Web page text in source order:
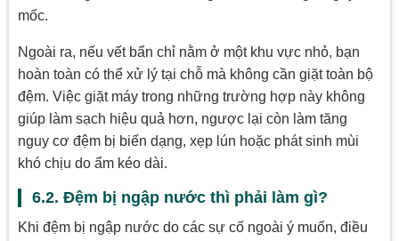
mốc.
Ngoài ra, nếu vết bẩn chỉ nằm ở một khu vực nhỏ, bạn
hoàn toàn có thể xử lý tại chỗ mà không cần giặt toàn bộ
đệm. Việc giặt máy trong những trường hợp này không
giúp làm sạch hiệu quả hơn, ngược lại còn làm tăng
nguy cơ đệm bị biến dạng, xẹp lún hoặc phát sinh mùi
khó chịu do ẩm kéo dài.
6.2. Đệm bị ngập nước thì phải làm gì?
Khi đệm bị ngập nước do các sự cố ngoài ý muốn, điều